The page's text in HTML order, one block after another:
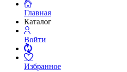
Главная
Каталог
Войти
Избранное